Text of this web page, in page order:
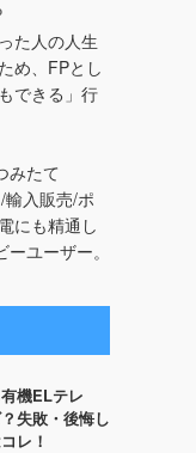
た人の人生
め、FPとし
できる」行
みたて
入販売/ポ
にも精通し
ユーザー。
機ELテレ
失敗・後悔し
レ！